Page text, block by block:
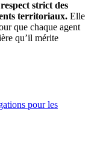
strict des
territoriaux. Elle
que chaque agent
qu’il mérite